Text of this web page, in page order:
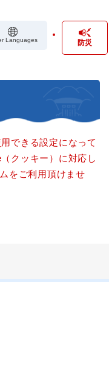
Languages 防災
できる設定になって
クッキー）に対応し
をご利用頂けませ